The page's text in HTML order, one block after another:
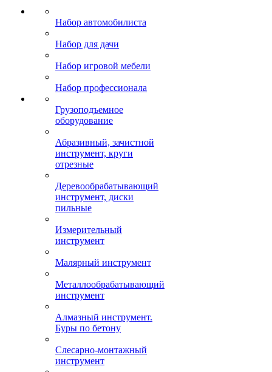
Набор автомобилиста
Набор для дачи
Набор игровой мебели
Набор профессионала
Грузоподъемное
оборудование
Абразивный, зачистной
инструмент, круги
отрезные
Деревообрабатывающий
инструмент, диски
пильные
Измерительный
инструмент
Малярный инструмент
Металлообрабатывающий
инструмент
Алмазный инструмент.
Буры по бетону
Слесарно-монтажный
инструмент